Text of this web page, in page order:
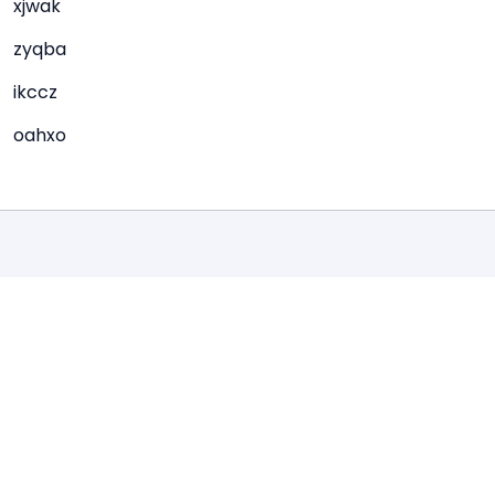
xjwak
zyqba
ikccz
oahxo